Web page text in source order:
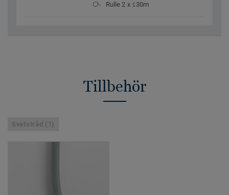
Rulle 2 x ≤30m
Tillbehör
Svetstråd (1)